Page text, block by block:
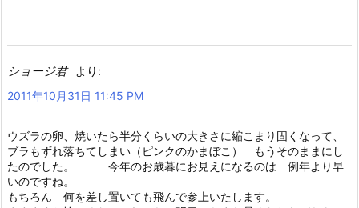
ショージ君
より:
2011年10月31日 11:45 PM
ウズラの卵、焼いたら半分くらいの大きさに縮こまり固くなって、
ブラもずれ落ちてしまい（ピンクのかまぼこ） もうそのままにし
たのでした。 今年のお歳暮にお見えになるのは 例年より早
いのですね。
もちろん 何を差し置いても飛んで参上いたします。